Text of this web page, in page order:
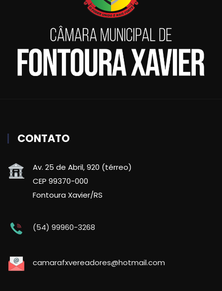
CONTATO
Av. 25 de Abril, 920 (térreo)
CEP 99370-000
Fontoura Xavier/RS
(54) 99960-3268
camarafxvereadores@hotmail.com